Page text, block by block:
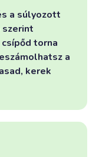
a súlyozott
torna
a
kerek